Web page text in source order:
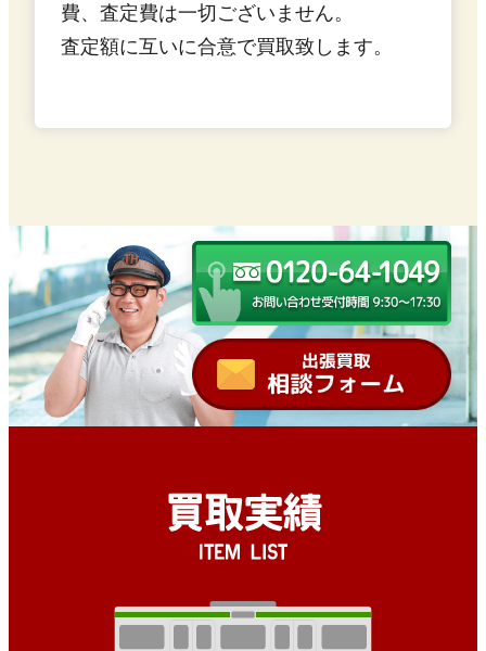
費、査定費は一切ございません。
査定額に互いに合意で買取致します。